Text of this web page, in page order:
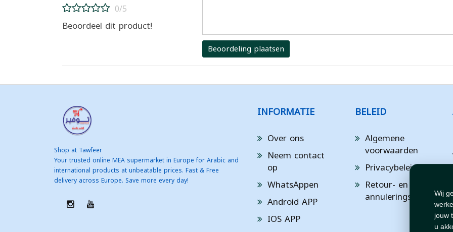
Wij
jouw
u
0/5
Beoordeel dit product!
Beoordeling plaatsen
Shop at Tawfeer
Your trusted online MEA supermarket in Europe for Arabic and
international products at unbeatable prices. Fast & Free
delivery across Europe. Save more every day!
INFORMATIE
Over ons
Neem contact
op
WhatsAppen
Android APP
IOS APP
BELEID
Algemene
voorwaarden
Privacybeleid
Retour- en
annuleringsbeleid